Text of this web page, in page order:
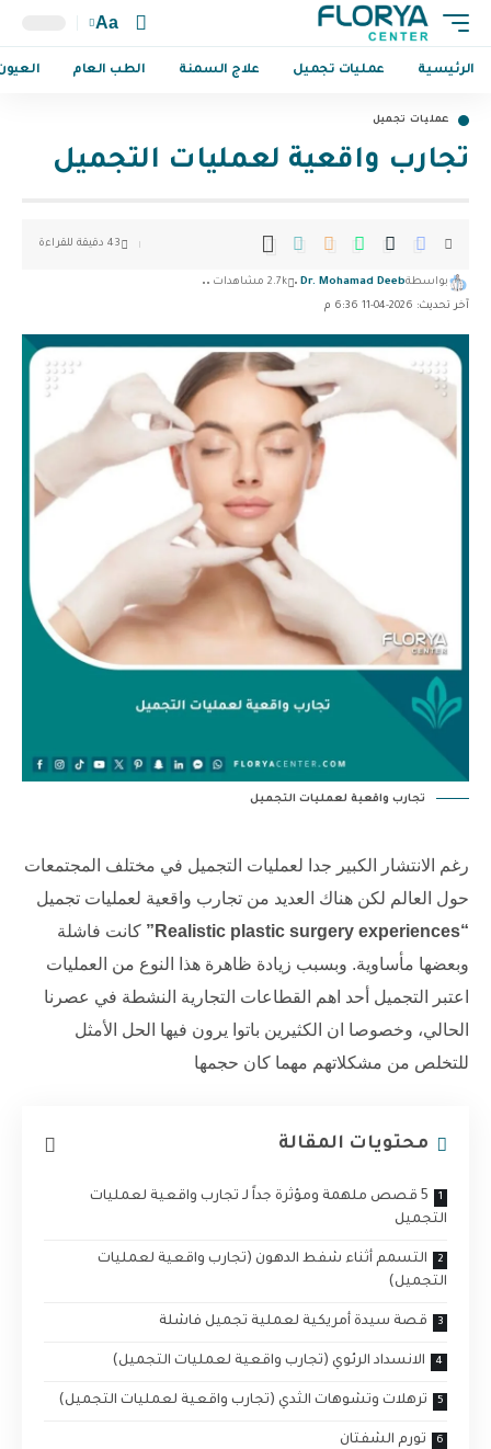
Aa
الرئيسية عمليات تجميل علاج السمنة الطب العام
عمليات تجميل
تجارب واقعية لعمليات التجميل
آخر تحديث: 2026-04-11 6:36 م
بواسطةDr. Mohamad Deeb 2.7k مشاهدات
43 دقيقة للقراءة
تجارب واقعية لعمليات التجميل
رغم الانتشار الكبير جدا لعمليات التجميل في مختلف المجتمعات
حول العالم لكن هناك العديد من تجارب واقعية لعمليات تجميل
“Realistic plastic surgery experiences”
كانت فاشلة
وبعضها مأساوية. وبسبب زيادة ظاهرة هذا النوع من العمليات
اعتبر التجميل أحد اهم القطاعات التجارية النشطة في عصرنا
الحالي، وخصوصا ان الكثيرين باتوا يرون فيها الحل الأمثل
للتخلص من مشكلاتهم مهما كان حجمها
محتويات المقالة
5 قصص ملهمة ومؤثرة جداً لـ تجارب واقعية لعمليات
التجميل
التسمم أثناء شفط الدهون (تجارب واقعية لعمليات
التجميل)
قصة سيدة أمريكية لعملية تجميل فاشلة
الانسداد الرئوي (تجارب واقعية لعمليات التجميل)
ترهلات وتشوهات الثدي (تجارب واقعية لعمليات التجميل)
تورم الشفتان